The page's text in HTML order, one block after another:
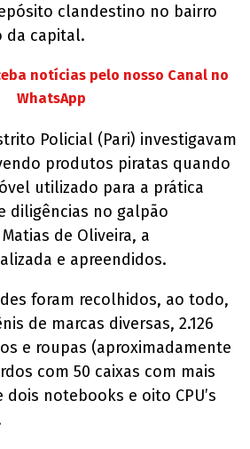
clandestino no bairro
da capital.
notícias pelo nosso Canal no
WhatsApp
Policial (Pari) investigavam
produtos piratas quando
utilizado para a prática
diligências no galpão
de Oliveira, a
e apreendidos.
foram recolhidos, ao todo,
de marcas diversas, 2.126
e roupas (aproximadamente
com 50 caixas com mais
notebooks e oito CPU’s